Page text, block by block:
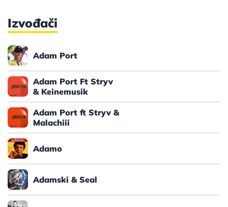
Izvođači
Adam Port
Adam Port Ft Stryv
& Keinemusik
Adam Port ft Stryv &
Malachiii
Adamo
Adamski & Seal